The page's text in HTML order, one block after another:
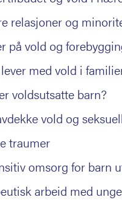
relasjoner og
på vold og
med vold i
voldsutsatte barn?
vold og
traumer
omsorg for barn
arbeid med